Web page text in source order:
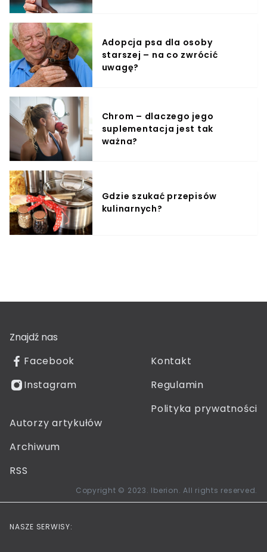
Adopcja psa dla osoby
starszej – na co zwrócić
uwagę?
Chrom – dlaczego jego
suplementacja jest tak
ważna?
Gdzie szukać przepisów
kulinarnych?
Znajdź nas
Facebook
Instagram
Kontakt
Regulamin
Polityka prywatności
Autorzy artykułów
Archiwum
RSS
Copyright © 2023. Iberion. All rights reserved.
NASZE SERWISY: